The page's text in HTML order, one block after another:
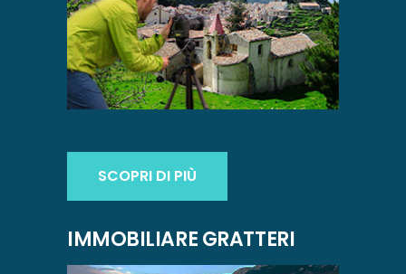
SCOPRI DI PIÙ
IMMOBILIARE GRATTERI